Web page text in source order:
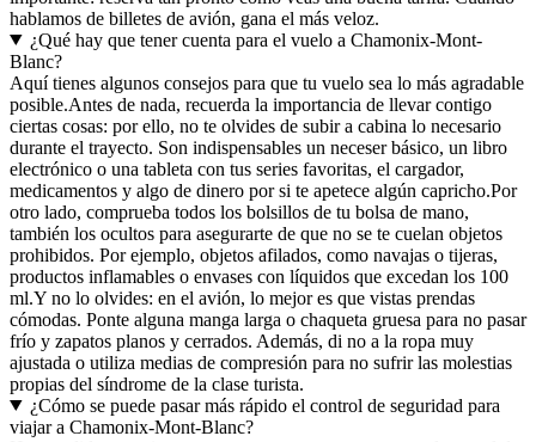
hablamos de billetes de avión, gana el más veloz.
¿Qué hay que tener cuenta para el vuelo a Chamonix-Mont-
Blanc?
Aquí tienes algunos consejos para que tu vuelo sea lo más agradable
posible.Antes de nada, recuerda la importancia de llevar contigo
ciertas cosas: por ello, no te olvides de subir a cabina lo necesario
durante el trayecto. Son indispensables un neceser básico, un libro
electrónico o una tableta con tus series favoritas, el cargador,
medicamentos y algo de dinero por si te apetece algún capricho.Por
otro lado, comprueba todos los bolsillos de tu bolsa de mano,
también los ocultos para asegurarte de que no se te cuelan objetos
prohibidos. Por ejemplo, objetos afilados, como navajas o tijeras,
productos inflamables o envases con líquidos que excedan los 100
ml.Y no lo olvides: en el avión, lo mejor es que vistas prendas
cómodas. Ponte alguna manga larga o chaqueta gruesa para no pasar
frío y zapatos planos y cerrados. Además, di no a la ropa muy
ajustada o utiliza medias de compresión para no sufrir las molestias
propias del síndrome de la clase turista.
¿Cómo se puede pasar más rápido el control de seguridad para
viajar a Chamonix-Mont-Blanc?